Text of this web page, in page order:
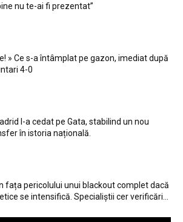
nu te-ai fi prezentat”
» Ce s-a întâmplat pe gazon, imediat după
4-0
l-a cedat pe Gata, stabilind un nou
în istoria națională.
fața pericolului unui blackout complet dacă
se intensifică. Specialiștii cer verificări…